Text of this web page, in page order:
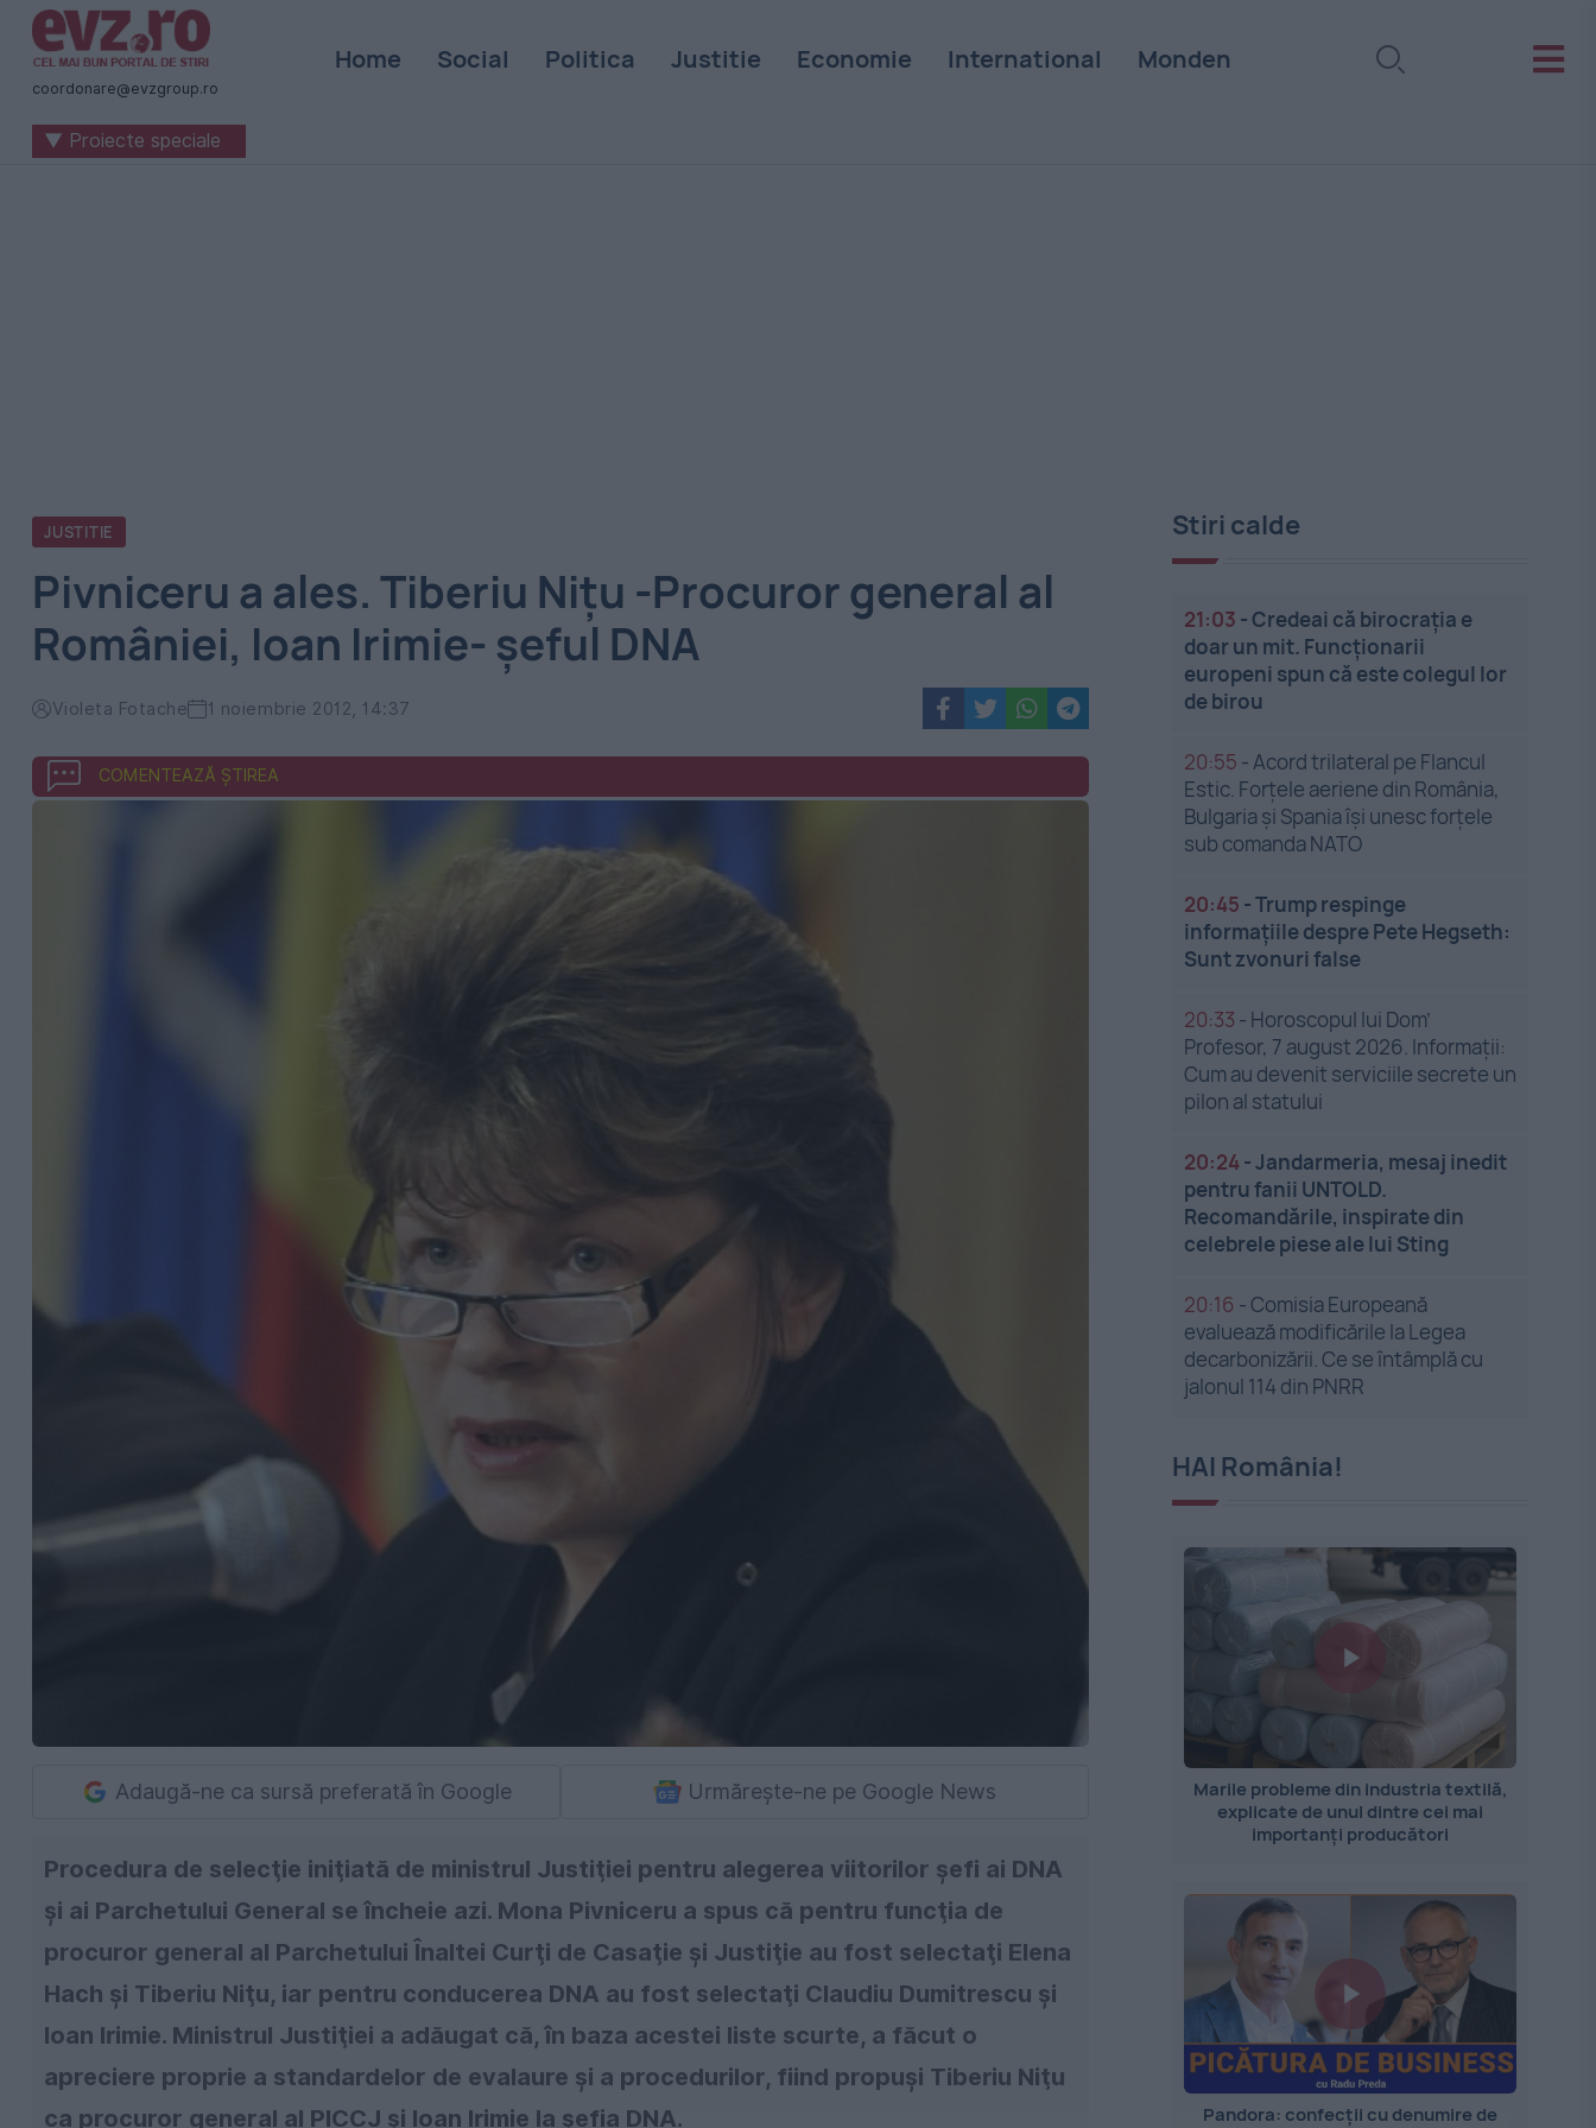
Știri
naționale
internaționale
coordonare@evzgroup.ro
Home Social Politica Justitie Economie International Monden
▼ Proiecte speciale
JUSTITIE
Pivniceru a ales. Tiberiu Niţu -Procuror general al
României, Ioan Irimie- şeful DNA
Violeta Fotache 1 noiembrie 2012, 14:37
COMENTEAZĂ ȘTIREA
Adaugă-ne ca sursă preferată în Google Urmărește-ne pe Google News
Procedura de selecţie iniţiată de ministrul Justiţiei pentru alegerea viitorilor şefi ai DNA
şi ai Parchetului General se încheie azi. Mona Pivniceru a spus că pentru funcţia de
procuror general al Parchetului Înaltei Curţi de Casaţie şi Justiţie au fost selectaţi Elena
Hach şi Tiberiu Niţu, iar pentru conducerea DNA au fost selectaţi Claudiu Dumitrescu şi
Ioan Irimie. Ministrul Justiţiei a adăugat că, în baza acestei liste scurte, a făcut o
apreciere proprie a standardelor de evalaure şi a procedurilor, fiind propuşi Tiberiu Niţu
ca procuror general al PICCJ şi Ioan Irimie la şefia DNA.
Stiri calde
21:03 -Credeai că birocrația e
doar un mit. Funcționarii
europeni spun că este colegul lor
de birou
20:55 -Acord trilateral pe Flancul
Estic. Forțele aeriene din România,
Bulgaria și Spania își unesc forțele
sub comanda NATO
20:45 -Trump respinge
informațiile despre Pete Hegseth:
Sunt zvonuri false
20:33 - Horoscopul lui Dom’
Profesor, 7 august 2026. Informații:
Cum au devenit serviciile secrete un
pilon al statului
20:24-Jandarmeria, mesaj inedit
pentru fanii UNTOLD.
Recomandările, inspirate din
celebrele piese ale lui Sting
20:16 -Comisia Europeană
evaluează modificările la Legea
decarbonizării. Ce se întâmplă cu
jalonul 114 din PNRR
HAI România!
Marile probleme din industria textilă,
explicate de unul dintre cei mai
importanți producători
Pandora: confecții cu denumire de